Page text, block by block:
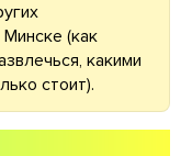
(как
какими
стоит).